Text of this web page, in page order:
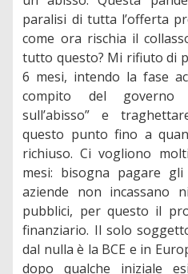
paralisi di tutta l’offerta
come ora rischia il
tutto questo? Mi rifiuto di
6 mesi, intendo la fase
compito del governo
sull’abisso” e
questo punto fino a
richiuso. Ci vogliono
mesi: bisogna pagare
aziende non incassano
pubblici, per questo il
finanziario. Il solo
dal nulla è la BCE e in
dopo qualche iniziale